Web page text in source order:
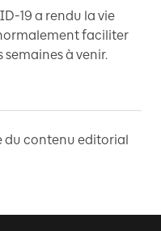
19 a rendu la vie
faciliter
semaines à venir.
du contenu editorial